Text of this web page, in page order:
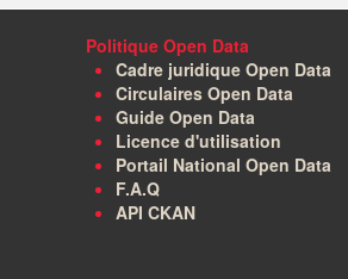
Politique Open Data
Cadre juridique Open Data
Circulaires Open Data
Guide Open Data
Licence d'utilisation
Portail National Open Data
F.A.Q
API CKAN